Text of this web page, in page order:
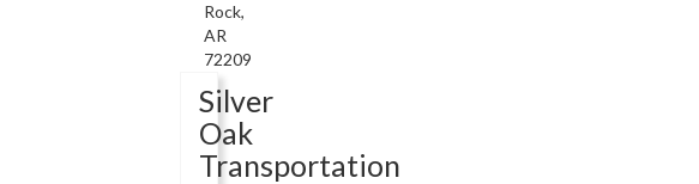
Rock,
AR
72209
Silver
Oak
Transportation